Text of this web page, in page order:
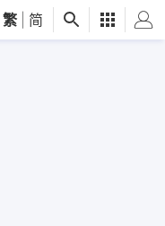
繁 简